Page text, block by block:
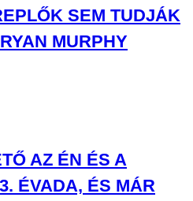
SEM TUDJÁK
MURPHY
AZ ÉN ÉS A
ÉVADA, ÉS MÁR